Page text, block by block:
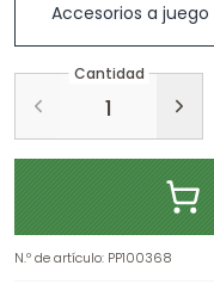
Accesorios a juego
Cantidad
N.º de artículo: PP100368